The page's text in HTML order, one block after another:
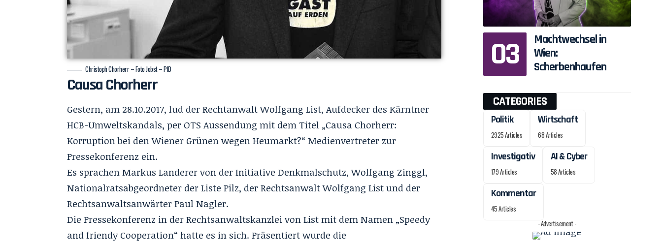
Christoph Chorherr – Foto Jobst – PID
Causa Chorherr
Gestern, am 28.10.2017, lud der Rechtanwalt Wolfgang List, Aufdecker des Kärntner
HCB-Umweltskandals, per OTSAussendung mit dem Titel „Causa Chorherr:
Korruption bei den Wiener Grünen wegen Heumarkt?“ Medienvertreter zur
Pressekonferenz ein.
Es sprachen Markus Landerer von der Initiative Denkmalschutz, Wolfgang Zinggl,
Nationalratsabgeordneter der Liste Pilz, der Rechtsanwalt Wolfgang List und der
Rechtsanwaltsanwärter Paul Nagler.
Die Pressekonferenz in der Rechtsanwaltskanzlei von List mit dem Namen „Speedy
and friendy Cooperation“ hatte es in sich. Präsentiert wurde die
Machtwechsel in
Wien:
Scherbenhaufen
CATEGORIES
Politik
2925 Articles
Wirtschaft
68 Articles
Investigativ
179 Articles
AI & Cyber
58 Articles
Kommentar
45 Articles
- Advertisement -